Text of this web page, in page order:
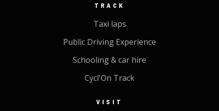
TRACK
Taxi laps
Public Driving Experience
Schooling & car hire
Cycl'On Track
VISIT